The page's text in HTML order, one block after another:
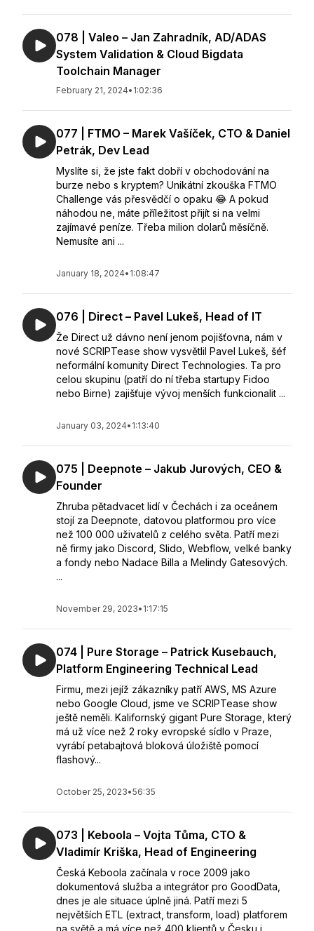
078 | Valeo – Jan Zahradník, AD/ADAS
System Validation & Cloud Bigdata
Toolchain Manager
February 21, 2024• 1:02:36
077 | FTMO – Marek Vašíček, CTO & Daniel
Petrák, Dev Lead
Myslíte si, že jste fakt dobří v obchodování na
burze nebo s kryptem? Unikátní zkouška FTMO
Challenge vás přesvědčí o opaku 😂 A pokud
náhodou ne, máte příležitost přijít si na velmi
zajímavé peníze. Třeba milion dolarů měsíčně.
Nemusíte ani ...
January 18, 2024• 1:08:47
076 | Direct – Pavel Lukeš, Head of IT
Že Direct už dávno není jenom pojišťovna, nám v
nové SCRIPTease show vysvětlil Pavel Lukeš, šéf
neformální komunity Direct Technologies. Ta pro
celou skupinu (patří do ní třeba startupy Fidoo
nebo Birne) zajišťuje vývoj menších funkcionalit ...
January 03, 2024• 1:13:40
075 | Deepnote – Jakub Jurových, CEO &
Founder
Zhruba pětadvacet lidí v Čechách i za oceánem
stojí za Deepnote, datovou platformou pro více
než 100 000 uživatelů z celého světa. Patří mezi
ně firmy jako Discord, Slido, Webflow, velké banky
a fondy nebo Nadace Billa a Melindy Gatesových.
...
November 29, 2023• 1:17:15
074 | Pure Storage – Patrick Kusebauch,
Platform Engineering Technical Lead
Firmu, mezi jejíž zákazníky patří AWS, MS Azure
nebo Google Cloud, jsme ve SCRIPTease show
ještě neměli. Kalifornský gigant Pure Storage, který
má už více než 2 roky evropské sídlo v Praze,
vyrábí petabajtová bloková úložiště pomocí
flashový...
October 25, 2023•56:35
073 | Keboola – Vojta Tůma, CTO &
Vladimír Kriška, Head of Engineering
Česká Keboola začínala v roce 2009 jako
dokumentová služba a integrátor pro GoodData,
dnes je ale situace úplně jiná. Patří mezi 5
největších ETL (extract, transform, load) platforem
na světě a má více než 400 klientů v Česku i